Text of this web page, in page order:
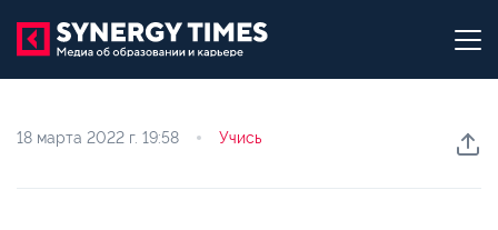
18 марта 2022 г. 19:58 Учись